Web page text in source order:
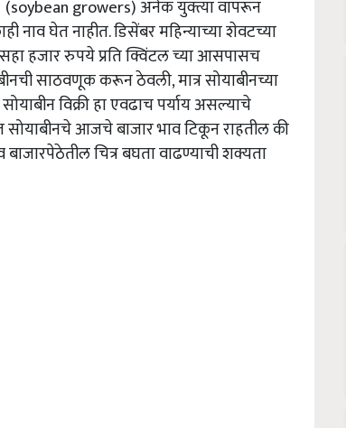
(soybean growers) अनेक युक्त्या वापरून
नाव घेत नाहीत. डिसेंबर महिन्याच्या शेवटच्या
हजार रुपये प्रति क्विंटल च्या आसपासच
साठवणूक करून ठेवली, मात्र सोयाबीनच्या
विक्री हा एवढाच पर्याय असल्याचे
सोयाबीनचे आजचे बाजार भाव टिकून राहतील की
चित्र बघता वाढण्याची शक्यता